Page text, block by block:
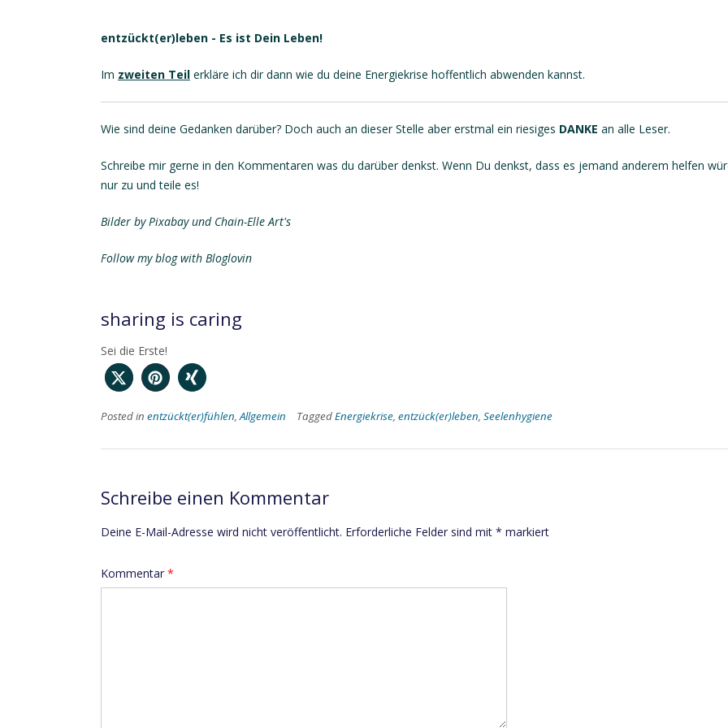
entzückt(er)leben - Es ist Dein Leben!
Im zweiten Teil erkläre ich dir dann wie du deine Energiekrise hoffentlich abwenden kannst.
Wie sind deine Gedanken darüber? Doch auch an dieser Stelle aber erstmal ein riesiges DANKE an alle Leser.
Schreibe mir gerne in den Kommentaren was du darüber denkst. Wenn Du denkst, dass es jemand anderem helfen
nur zu und teile es!
Bilder by Pixabay und Chain-Elle Art's
Follow my blog with Bloglovin
sharing is caring
Sei die Erste!
Posted in entzückt(er)fühlen,Allgemein TaggedEnergiekrise, entzück(er)leben, Seelenhygiene
Schreibe einen Kommentar
Deine E-Mail-Adresse wird nicht veröffentlicht. Erforderliche Felder sind mit * markiert
Kommentar *